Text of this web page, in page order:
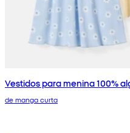
Vestidos para menina 100%
de manga curta